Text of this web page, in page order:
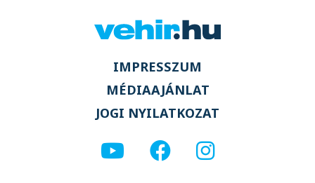
IMPRESSZUM
MÉDIAAJÁNLAT
JOGI NYILATKOZAT